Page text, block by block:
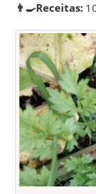
👨‍🍳Receitas: